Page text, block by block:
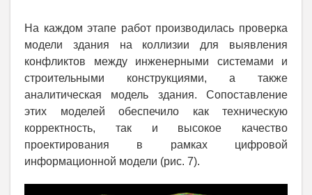
На каждом этапе работ производилась проверка
модели здания на коллизии для выявления
конфликтов между инженерными системами и
строительными конструкциями, а также
аналитическая модель здания. Сопоставление
этих моделей обеспечило как техническую
корректность, так и высокое качество
проектирования в рамках цифровой
информационной модели (рис. 7).